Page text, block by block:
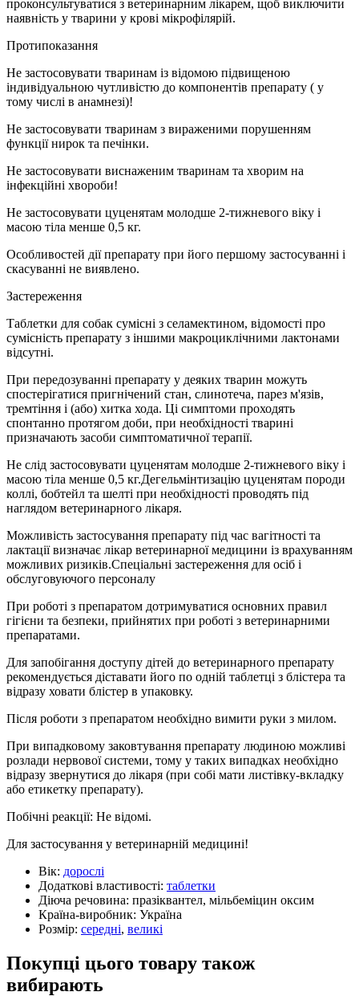
проконсультуватися з ветеринарним лікарем, щоб виключити
наявність у тварини у крові мікрофілярій.
Протипоказання
Не застосовувати тваринам із відомою підвищеною
індивідуальною чутливістю до компонентів препарату ( у
тому числі в анамнезі)!
Не застосовувати тваринам з вираженими порушенням
функції нирок та печінки.
Не застосовувати виснаженим тваринам та хворим на
інфекційні хвороби!
Не застосовувати цуценятам молодше 2-тижневого віку і
масою тіла менше 0,5 кг.
Особливостей дії препарату при його першому застосуванні і
скасуванні не виявлено.
Застереження
Таблетки для собак сумісні з селамектином, відомості про
сумісність препарату з іншими макроциклічними лактонами
відсутні.
При передозуванні препарату у деяких тварин можуть
спостерігатися пригнічений стан, слинотеча, парез м'язів,
тремтіння і (або) хитка хода. Ці симптоми проходять
спонтанно протягом доби, при необхідності тварині
призначають засоби симптоматичної терапії.
Не слід застосовувати цуценятам молодше 2-тижневого віку і
масою тіла менше 0,5 кг.Дегельмінтизацію цуценятам породи
коллі, бобтейл та шелті при необхідності проводять під
наглядом ветеринарного лікаря.
Можливість застосування препарату під час вагітності та
лактації визначає лікар ветеринарної медицини із врахуванням
можливих ризиків.Спеціальні застереження для осіб і
обслуговуючого персоналу
При роботі з препаратом дотримуватися основних правил
гігієни та безпеки, прийнятих при роботі з ветеринарними
препаратами.
Для запобігання доступу дітей до ветеринарного препарату
рекомендується діставати його по одній таблетці з блістера та
відразу ховати блістер в упаковку.
Після роботи з препаратом необхідно вимити руки з милом.
При випадковому заковтування препарату людиною можливі
розлади нервової системи, тому у таких випадках необхідно
відразу звернутися до лікаря (при собі мати листівку-вкладку
або етикетку препарату).
Побічні реакції: Не відомі.
Для застосування у ветеринарній медицині!
Вік: дорослі
Додаткові властивості: таблетки
Діюча речовина: празіквантел, мільбеміцин оксим
Країна-виробник: Україна
Розмір: середні, великі
Покупці цього товару також
вибирають